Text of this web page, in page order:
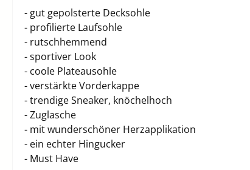
- gut gepolsterte Decksohle
- profilierte Laufsohle
- rutschhemmend
- sportiver Look
- coole Plateausohle
- verstärkte Vorderkappe
- trendige Sneaker, knöchelhoch
- Zuglasche
- mit wunderschöner Herzapplikation
- ein echter Hingucker
- Must Have